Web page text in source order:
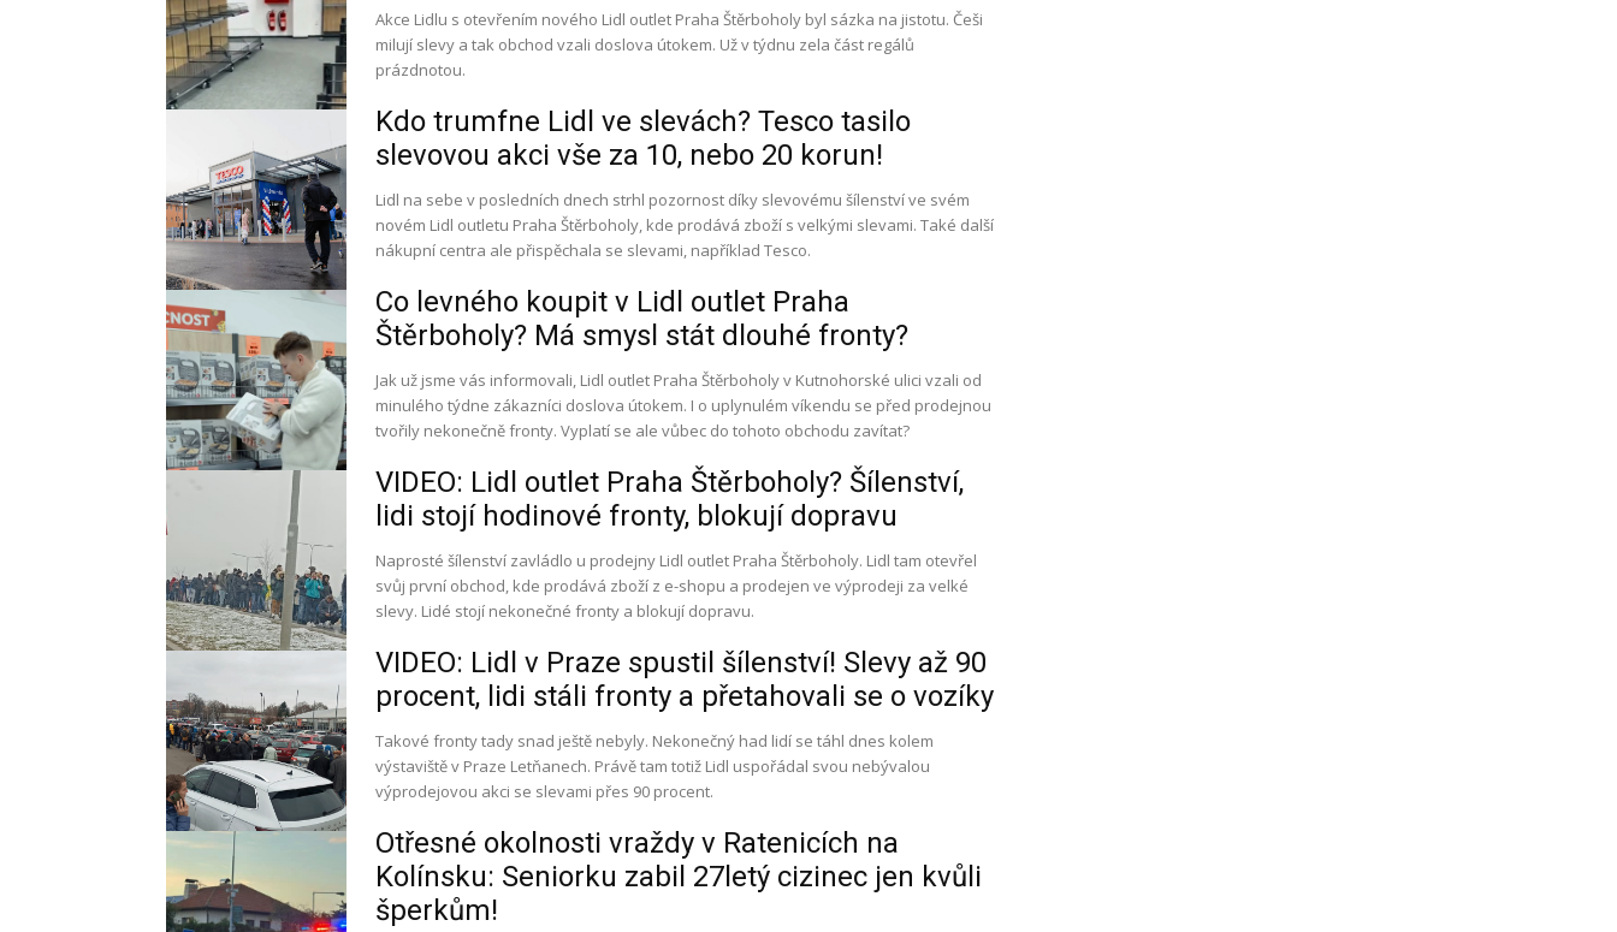
Akce Lidlu s otevřením nového Lidl outlet Praha Štěrboholy byl sázka na jistotu. Češi
milují slevy a tak obchod vzali doslova útokem. Už v týdnu zela část regálů
prázdnotou.
Kdo trumfne Lidl ve slevách? Tesco tasilo
slevovou akci vše za 10, nebo 20 korun!
Lidl na sebe v posledních dnech strhl pozornost díky slevovému šílenství ve svém
novém Lidl outletu Praha Štěrboholy, kde prodává zboží s velkými slevami. Také další
nákupní centra ale přispěchala se slevami, například Tesco.
Co levného koupit v Lidl outlet Praha
Štěrboholy? Má smysl stát dlouhé fronty?
Jak už jsme vás informovali, Lidl outlet Praha Štěrboholy v Kutnohorské ulici vzali od
minulého týdne zákazníci doslova útokem. I o uplynulém víkendu se před prodejnou
tvořily nekonečně fronty. Vyplatí se ale vůbec do tohoto obchodu zavítat?
VIDEO: Lidl outlet Praha Štěrboholy? Šílenství,
lidi stojí hodinové fronty, blokují dopravu
Naprosté šílenství zavládlo u prodejny Lidl outlet Praha Štěrboholy. Lidl tam otevřel
svůj první obchod, kde prodává zboží z e-shopu a prodejen ve výprodeji za velké
slevy. Lidé stojí nekonečné fronty a blokují dopravu.
VIDEO: Lidl v Praze spustil šílenství! Slevy až 90
procent, lidi stáli fronty a přetahovali se o vozíky
Takové fronty tady snad ještě nebyly. Nekonečný had lidí se táhl dnes kolem
výstaviště v Praze Letňanech. Právě tam totiž Lidl uspořádal svou nebývalou
výprodejovou akci se slevami přes 90 procent.
Otřesné okolnosti vraždy v Ratenicích na
Kolínsku: Seniorku zabil 27letý cizinec jen kvůli
šperkům!